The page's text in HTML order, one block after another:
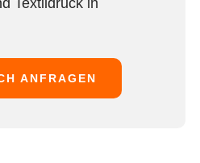
ANFRAGEN